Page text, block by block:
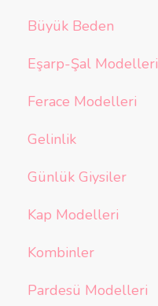
Büyük Beden
Eşarp-Şal Modelleri
Ferace Modelleri
Gelinlik
Günlük Giysiler
Kap Modelleri
Kombinler
Pardesü Modelleri